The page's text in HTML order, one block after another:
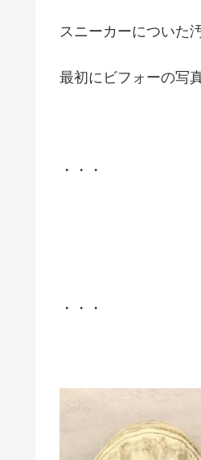
スニーカーについた
最初にビフォーの写
・・・
・・・